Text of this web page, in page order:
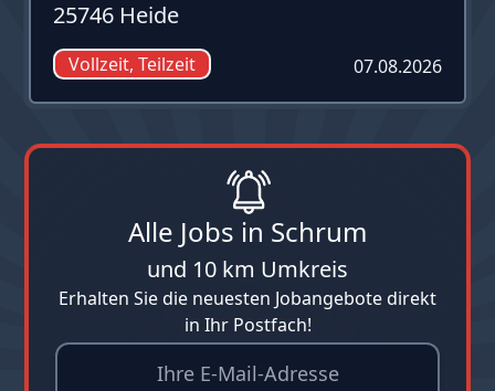
25746 Heide
Vollzeit, Teilzeit 07.08.2026
Alle Jobs in Schrum
und 10 km Umkreis
Erhalten Sie die neuesten Jobangebote direkt
in Ihr Postfach!